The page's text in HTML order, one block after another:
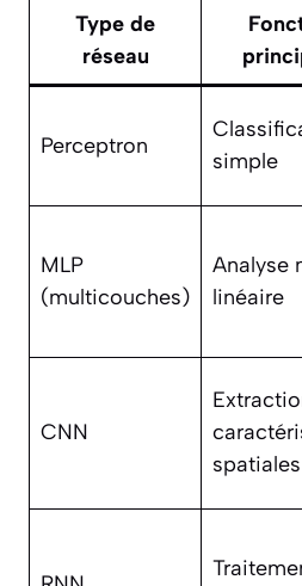
Type de
réseau
Perceptron
simple
MLP
(multicouches)
Analyse
linéaire
CNN
spatiales